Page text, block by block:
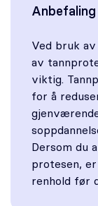
Anbefaling
Ved bruk
av
viktig.
for å
Dersom du
protesen,
renhold før